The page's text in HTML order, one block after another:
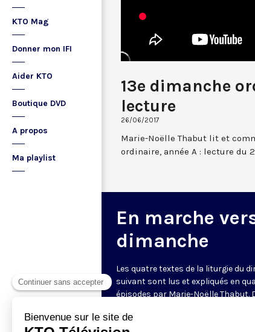
KTO Mag
Donner mon IFI
Aider KTO
Boutique DVD
A propos
Ma playlist
13e dimanche
lecture
26/06/2017
Marie-Noëlle Thabut lit et
ordinaire, année A : lecture du
En marche
dimanche
Les quatre textes de la liturgie du
suivant sont lus et expliqués en
épisodes par Marie-Noëlle Thabut.
simples et lumineux pour aller au
Révélation biblique, entrer dans ce